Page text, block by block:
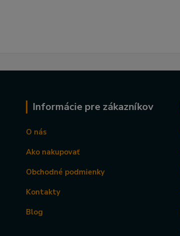
Informácie pre zákazníkov
O nás
Ako nakupovať
Obchodné podmienky
Kontakty
Blog